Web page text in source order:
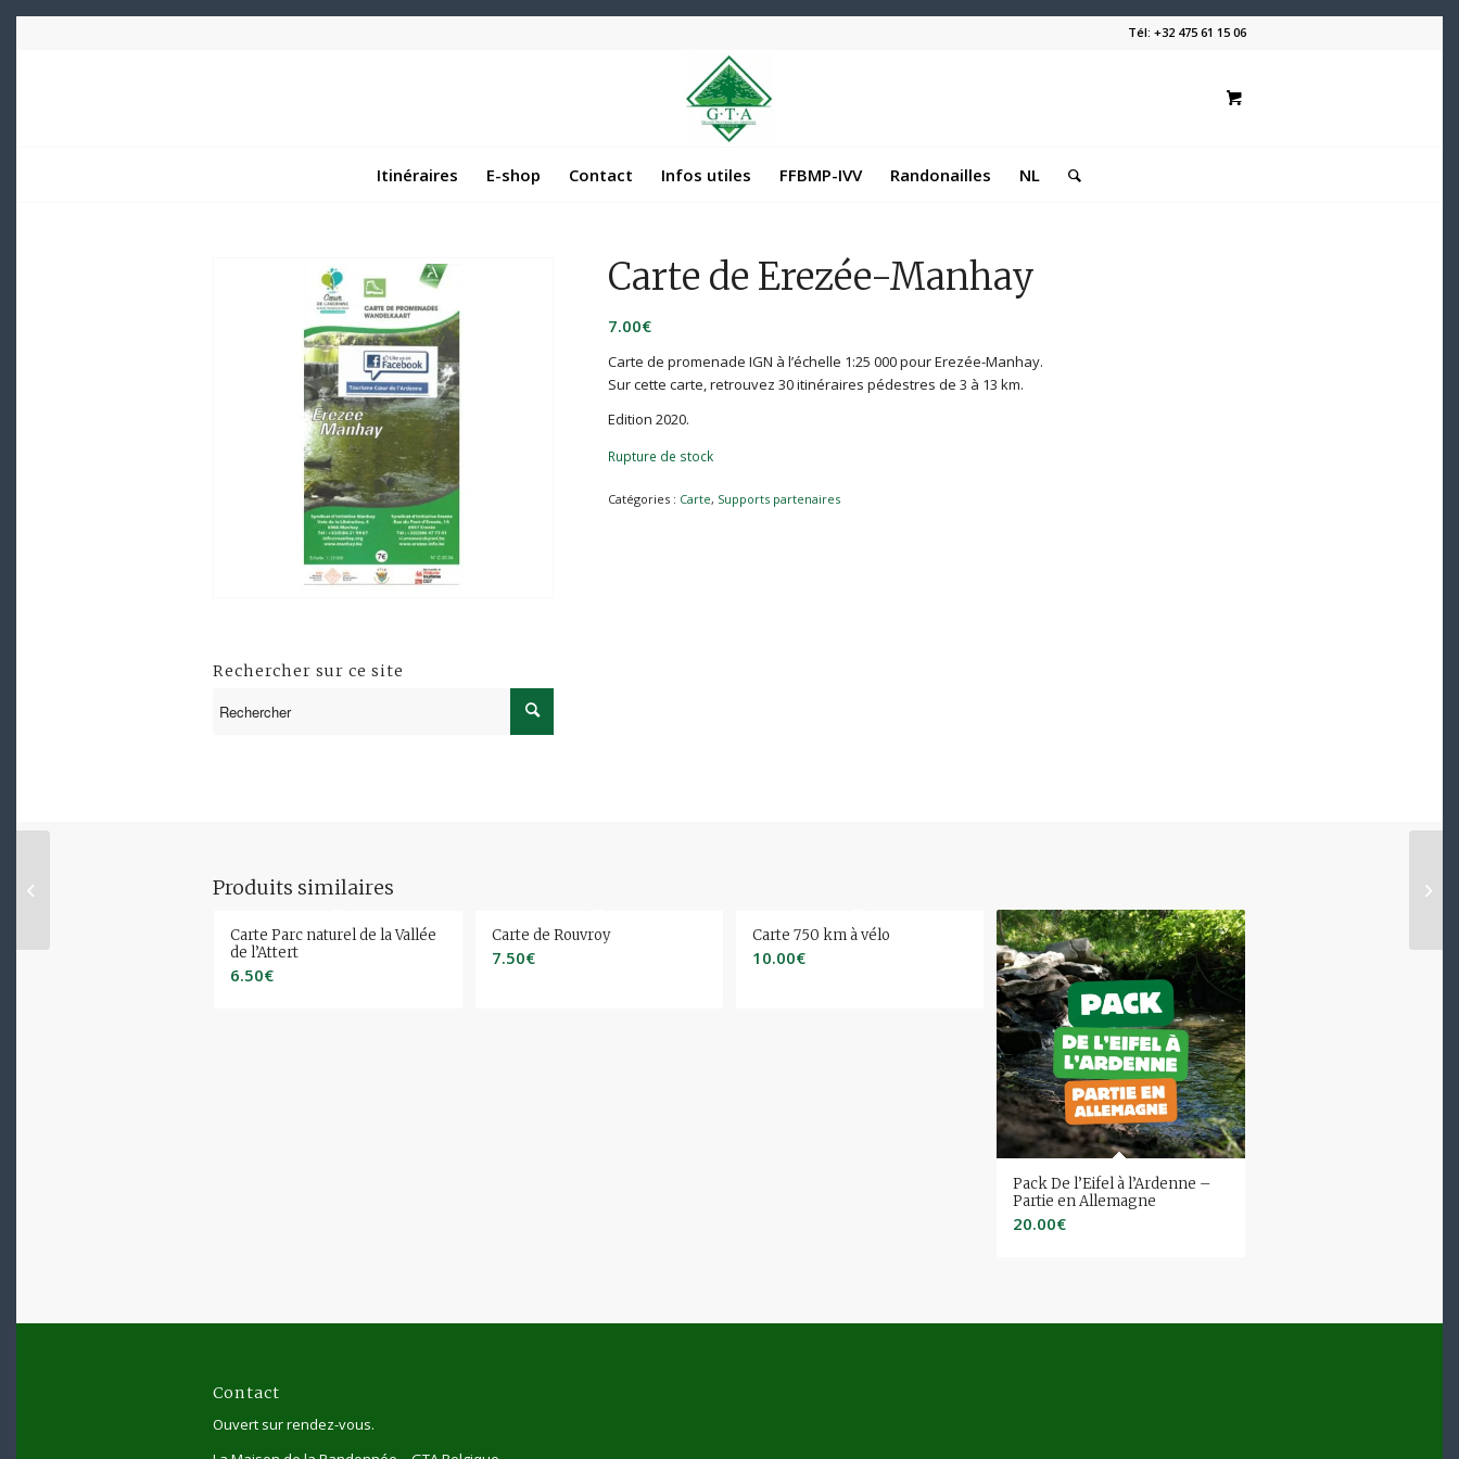
Tél: +32 475 61 15 06
Itinéraires E-shop Contact Infos utiles FFBMP-IVV Randonailles NL
Rechercher sur ce site
Carte de Erezée-Manhay
7.00€
Carte de promenade IGN à l’échelle 1:25 000 pour Erezée-Manhay.
Sur cette carte, retrouvez 30 itinéraires pédestres de 3 à 13 km.
Edition 2020.
Rupture de stock
Catégories : Carte, Supports partenaires
Produits similaires
Carte Parc naturel de la Vallée
de l’Attert
6.50€
Carte de Rouvroy
7.50€
Carte 750 km à vélo
10.00€
Pack De l’Eifel à l’Ardenne –
Partie en Allemagne
20.00€
Contact
Ouvert sur rendez-vous.